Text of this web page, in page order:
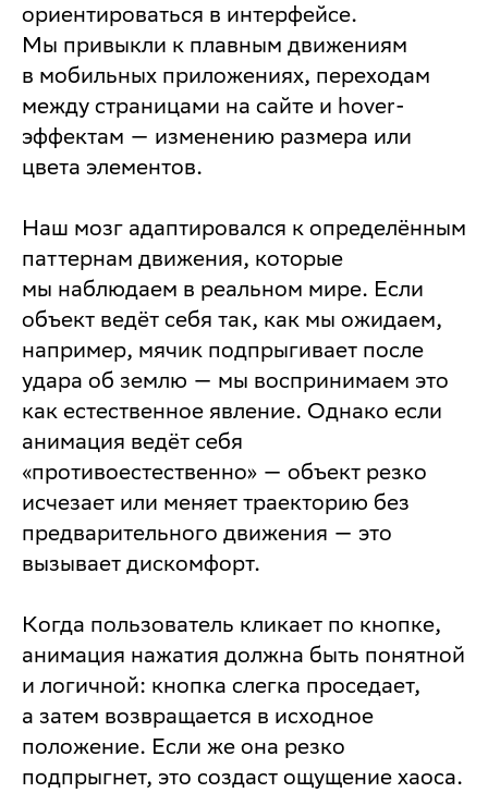
ориентироваться в интерфейсе.
Мы привыкли к плавным движениям
в мобильных приложениях, переходам
между страницами на сайте и hover-
эффектам — изменению размера или
цвета элементов.
Наш мозг адаптировался к определённым
паттернам движения, которые
мы наблюдаем в реальном мире. Если
объект ведёт себя так, как мы ожидаем,
например, мячик подпрыгивает после
удара об землю — мы воспринимаем это
как естественное явление. Однако если
анимация ведёт себя
«противоестественно» — объект резко
исчезает или меняет траекторию без
предварительного движения — это
вызывает дискомфорт.
Когда пользователь кликает по кнопке,
анимация нажатия должна быть понятной
и логичной: кнопка слегка проседает,
а затем возвращается в исходное
положение. Если же она резко
подпрыгнет, это создаст ощущение хаоса.